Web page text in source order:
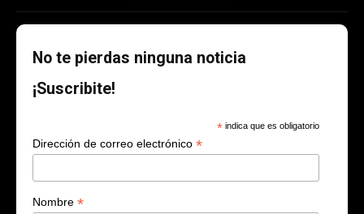
No te pierdas ninguna noticia
¡Suscribite!
* indica que es obligatorio
Dirección de correo electrónico *
Nombre *